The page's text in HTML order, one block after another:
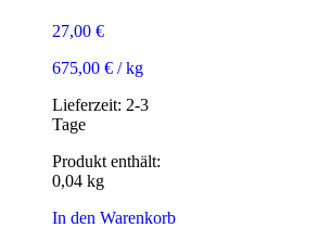
27,00 €
675,00 € /kg
Lieferzeit: 2-3
Tage
Produkt enthält:
0,04 kg
In den Warenkorb